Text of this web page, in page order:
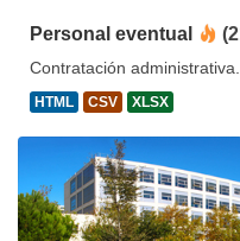
Personal eventual
Contratación
HTML CSV XLSX